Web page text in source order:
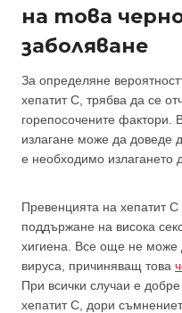
на това
заболяване
За определяне
хепатит С, трябва да се
горепосочените фактори.
излагане може да доведе
е необходимо излагането
Превенцията на хепатит
поддържане на висока
хигиена. Все още не може
вируса, причиняващ това
При всички случаи е
хепатит С, дори